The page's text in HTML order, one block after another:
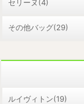
セリーヌ(4)
その他バッグ(29)
ルイヴィトン(19)